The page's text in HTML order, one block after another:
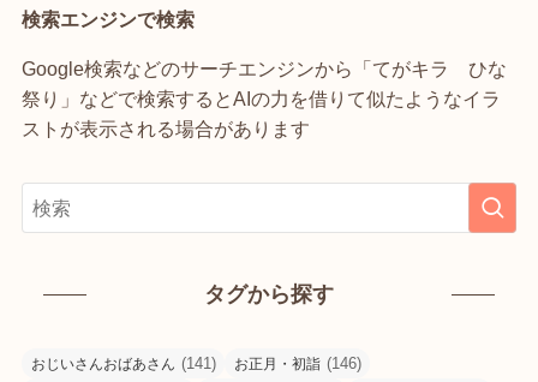
検索エンジンで検索
Google検索などのサーチエンジンから「てがキラ ひな
祭り」などで検索するとAIの力を借りて似たようなイラ
ストが表示される場合があります
タグから探す
おじいさんおばあさん (141) お正月・初詣 (146)